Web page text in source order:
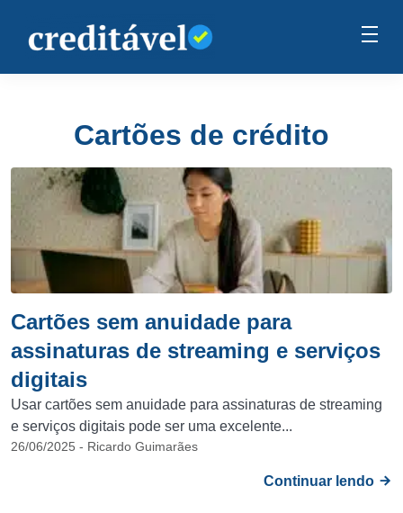
Cartões de crédito
Cartões sem anuidade para
assinaturas de streaming e serviços
digitais
Usar cartões sem anuidade para assinaturas de streaming
e serviços digitais pode ser uma excelente...
26/06/2025 - Ricardo Guimarães
Continuar lendo